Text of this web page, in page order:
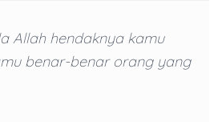
Allah hendaknya kamu
benar-benar orang yang